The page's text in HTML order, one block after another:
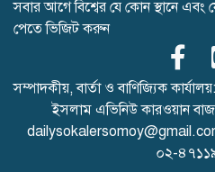
সবার আগে বিশ্বের যে কোন স্থানে
পেতে ভিজিট করুন
সম্পাদকীয়, বার্তা ও বাণিজ্যিক
ইসলাম এভিনিউ কারওয়ান
০২-